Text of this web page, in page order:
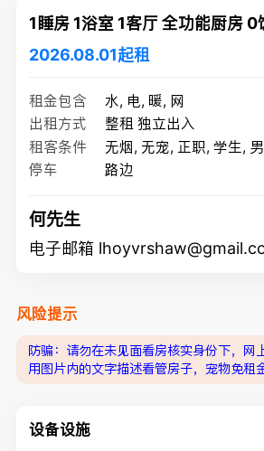
1睡房 1浴室 1客厅 全功能厨房 0
2026.08.01起租
租金包含
水, 电, 暖, 网
出租方式
整租 独立出入
租客条件
无烟, 无宠, 正职, 学生,
停车
路边
何先生
电子邮箱
风险提示
防骗：请勿在未见面看房核实身份下，网
用图片内的文字描述看管房子，宠物免租
设备设施